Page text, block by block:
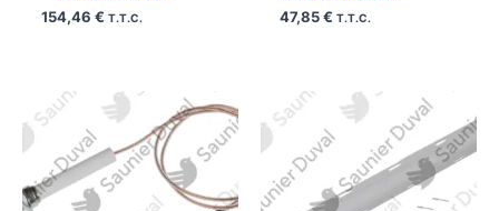
154,46 € T.T.C. 47,85 € T.T.C.